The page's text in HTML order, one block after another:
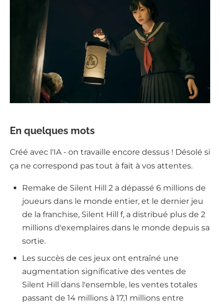
En quelques mots
Créé avec l'IA - on travaille encore dessus ! Désolé si
ça ne correspond pas tout à fait à vos attentes.
Remake de Silent Hill 2 a dépassé 6 millions de
joueurs dans le monde entier, et le dernier jeu
de la franchise, Silent Hill f, a distribué plus de 2
millions d'exemplaires dans le monde depuis sa
sortie.
Les succès de ces jeux ont entraîné une
augmentation significative des ventes de
Silent Hill dans l'ensemble, les ventes totales
passant de 14 millions à 17,1 millions entre